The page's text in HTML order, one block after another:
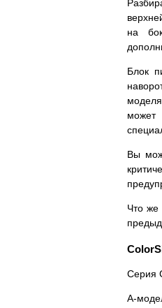
на
Блок
может
Вы
Что же
Серия
A-